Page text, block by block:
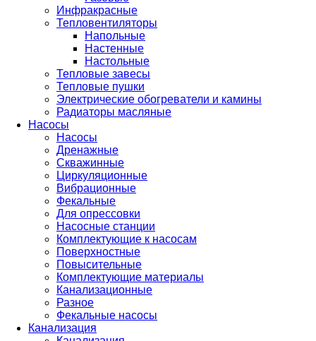
Инфракрасные
Тепловентиляторы
Напольные
Настенные
Настольные
Тепловые завесы
Тепловые пушки
Электрические обогреватели и камины
Радиаторы масляные
Насосы
Насосы
Дренажные
Скважинные
Циркуляционные
Вибрационные
Фекальные
Для опрессовки
Насосные станции
Комплектующие к насосам
Поверхностные
Повысительные
Комплектующие материалы
Канализационные
Разное
Фекальные насосы
Канализация